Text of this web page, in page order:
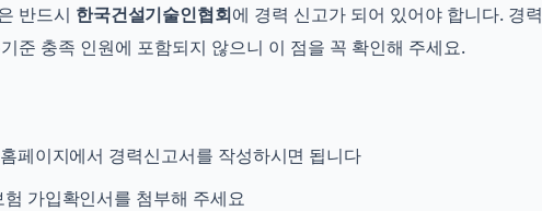
반드시 한국건설기술인협회에 경력 신고가 되어 있어야 합니다. 경력
준 충족 인원에 포함되지 않으니 이 점을 꼭 확인해 주세요.
페이지에서 경력신고서를 작성하시면 됩니다
가입확인서를 첨부해 주세요